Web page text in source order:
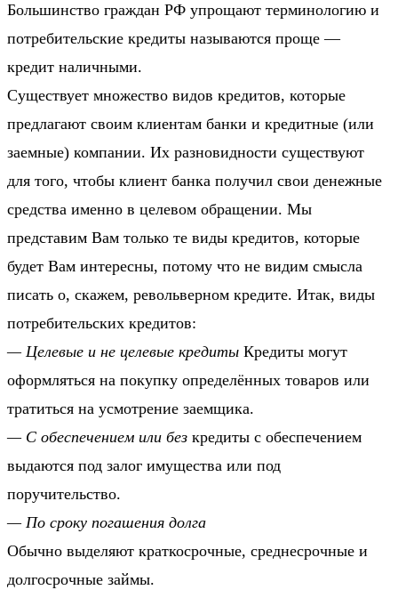
Большинство граждан РФ упрощают терминологию и
потребительские кредиты называются проще —
кредит наличными.
Существует множество видов кредитов, которые
предлагают своим клиентам банки и кредитные (или
заемные) компании. Их разновидности существуют
для того, чтобы клиент банка получил свои денежные
средства именно в целевом обращении. Мы
представим Вам только те виды кредитов, которые
будет Вам интересны, потому что не видим смысла
писать о, скажем, револьверном кредите. Итак, виды
потребительских кредитов:
— Целевые и не целевые кредиты Кредиты могут
оформляться на покупку определённых товаров или
тратиться на усмотрение заемщика.
— С обеспечением или без кредиты с обеспечением
выдаются под залог имущества или под
поручительство.
— По сроку погашения долга
Обычно выделяют краткосрочные, среднесрочные и
долгосрочные займы.